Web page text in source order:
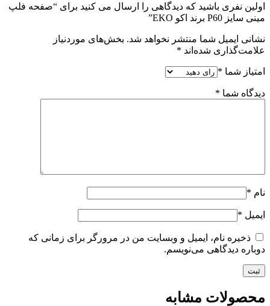
اولین نفری باشید که دیدگاهی را ارسال می کنید برای “صفحه فلپ
مینی سایز P60 برند اکو EKO”
نشانی ایمیل شما منتشر نخواهد شد. بخش‌های موردنیاز
علامت‌گذاری شده‌اند *
امتیاز شما *
دیدگاه شما *
نام *
ایمیل *
ذخیره نام، ایمیل و وبسایت من در مرورگر برای زمانی که
دوباره دیدگاهی می‌نویسم.
محصولات مشابه